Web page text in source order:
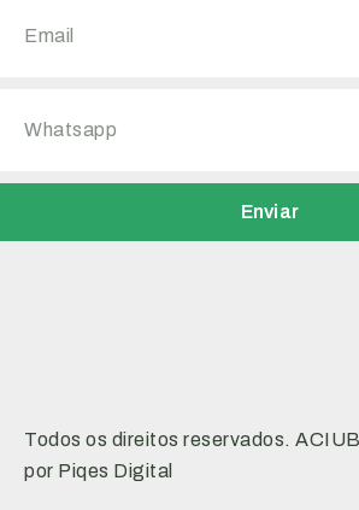
Enviar
Todos os direitos reservados.
por Piqes Digital